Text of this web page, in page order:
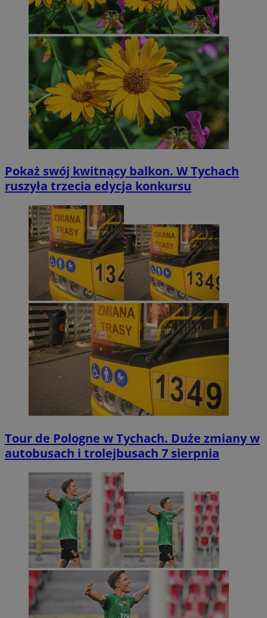
Pokaż swój kwitnący balkon. W Tychach
ruszyła trzecia edycja konkursu
Tour de Pologne w Tychach. Duże zmiany w
autobusach i trolejbusach 7 sierpnia